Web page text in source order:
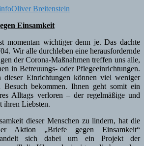
Oliver Breitenstein
Einsamkeit
momentan wichtiger denn je. Das dachte
Wir alle durchleben eine herausfordernde
der Corona-Maßnahmen treffen uns alle,
in Betreuungs- oder Pflegeeinrichtungen.
dieser Einrichtungen können viel weniger
Besuch bekommen. Ihnen geht somit ein
Alltags verloren – der regelmäßige und
ihren Liebsten.
dieser Menschen zu lindern, hat die
Aktion „Briefe gegen Einsamkeit“
sich dabei um ein Projekt der